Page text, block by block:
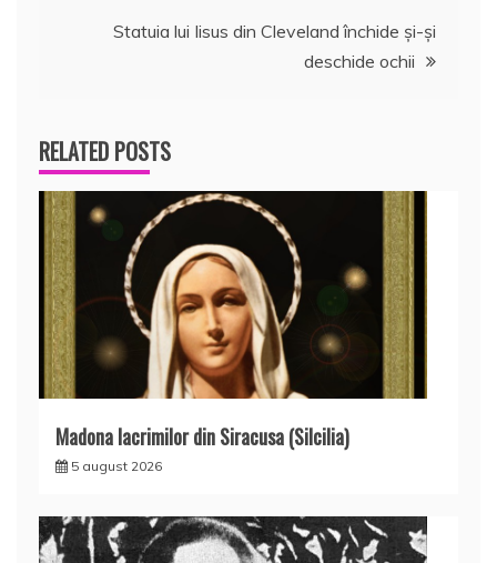
Statuia lui Iisus din Cleveland închide şi-şi
deschide ochii
RELATED POSTS
Madona lacrimilor din Siracusa (Silcilia)
5 august 2026